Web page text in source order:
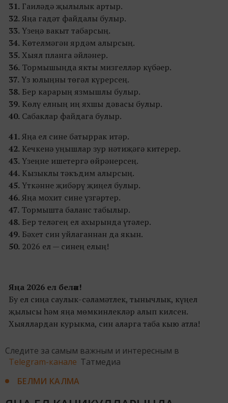
31. Гаиләдә җылылык артыр.
32. Яңа гадәт файдалы булыр.
33. Үзеңә вакыт табарсың.
34. Көтелмәгән ярдәм алырсың.
35. Хыял планга әйләнер.
36. Тормышыңда якты мизгелләр күбәер.
37. Үз юлыңны төгәл күрерсең.
38. Бер карарың язмышлы булыр.
39. Көлү елның иң яхшы дәвасы булыр.
40. Сабаклар файдага булыр.
41. Яңа ел сине батыррак итәр.
42. Кечкенә уңышлар зур нәтиҗәгә китерер.
43. Үзеңне ишетергә өйрәнерсең.
44. Кызыклы тәкъдим алырсың.
45. Үткәнне җибәрү җиңел булыр.
46. Яңа мохит сине үзгәртер.
47. Тормышта баланс табылыр.
48. Бер теләгең ел ахырында үтәлер.
49. Бәхет син уйлаганнан да якын.
50. 2026 ел — синең елың!
Яңа 2026 ел белән!
Бу ел сиңа саулык-сәламәтлек, тынычлык, күңел
җылысы һәм яңа мөмкинлекләр алып килсен.
Хыяллардан курыкма, син аларга таба кыю атла!
Следите за самым важным и интересным в
Telegram-канале Татмедиа
БЕЛМИ КАЛМА